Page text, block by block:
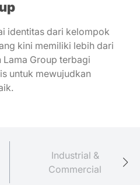
identitas dari kelompok
kini memiliki lebih dari
Lama Group terbagi
untuk mewujudkan
Industrial &
Commercial